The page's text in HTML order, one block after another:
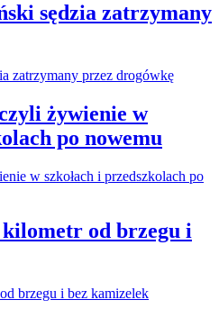
sędzia zatrzymany
żywienie w
po nowemu
kilometr od brzegu i